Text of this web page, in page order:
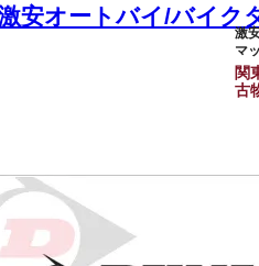
激
マ
関
古